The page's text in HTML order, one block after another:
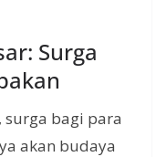
Surga
surga bagi para
akan budaya